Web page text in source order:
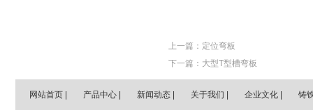
上一篇： 定位弯板
下一篇： 大型T型槽弯板
网站首页| 产品中心| 新闻动态| 关于我们 企业文化| 铸